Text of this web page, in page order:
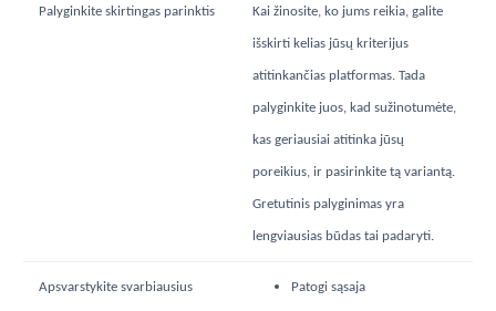
Palyginkite skirtingas parinktis Kai žinosite, ko jums reikia, galite
išskirti kelias jūsų kriterijus
atitinkančias platformas. Tada
palyginkite juos, kad sužinotumėte,
kas geriausiai atitinka jūsų
poreikius, ir pasirinkite tą variantą.
Gretutinis palyginimas yra
lengviausias būdas tai padaryti.
Apsvarstykite svarbiausius Patogi sąsaja